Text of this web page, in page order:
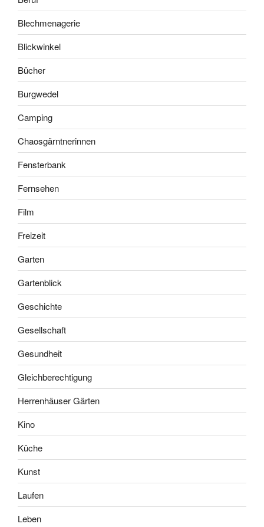
Blechmenagerie
Blickwinkel
Bücher
Burgwedel
Camping
Chaosgärntnerinnen
Fensterbank
Fernsehen
Film
Freizeit
Garten
Gartenblick
Geschichte
Gesellschaft
Gesundheit
Gleichberechtigung
Herrenhäuser Gärten
Kino
Küche
Kunst
Laufen
Leben